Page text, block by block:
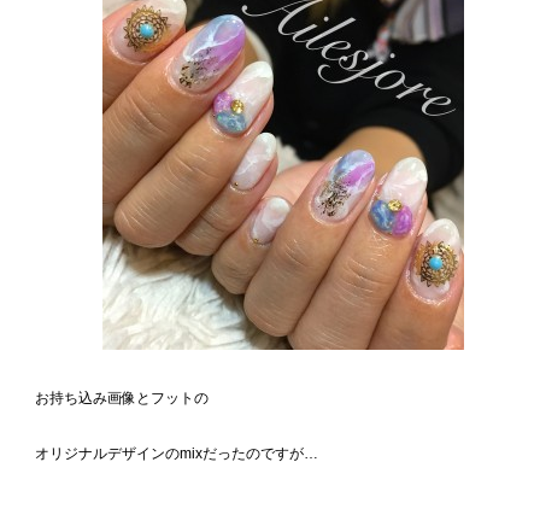
お持ち込み画像とフットの
オリジナルデザインのmixだったのですが…